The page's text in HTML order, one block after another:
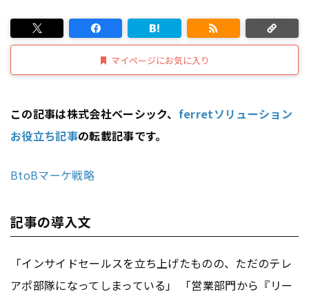
マイページにお気に入り
この記事は株式会社ベーシック、 ferretソリューション
お役立ち記事の転載記事です。
BtoBマーケ戦略
記事の導入文
「インサイドセールスを立ち上げたものの、ただのテレ
アポ部隊になってしまっている」 「営業部門から『リー